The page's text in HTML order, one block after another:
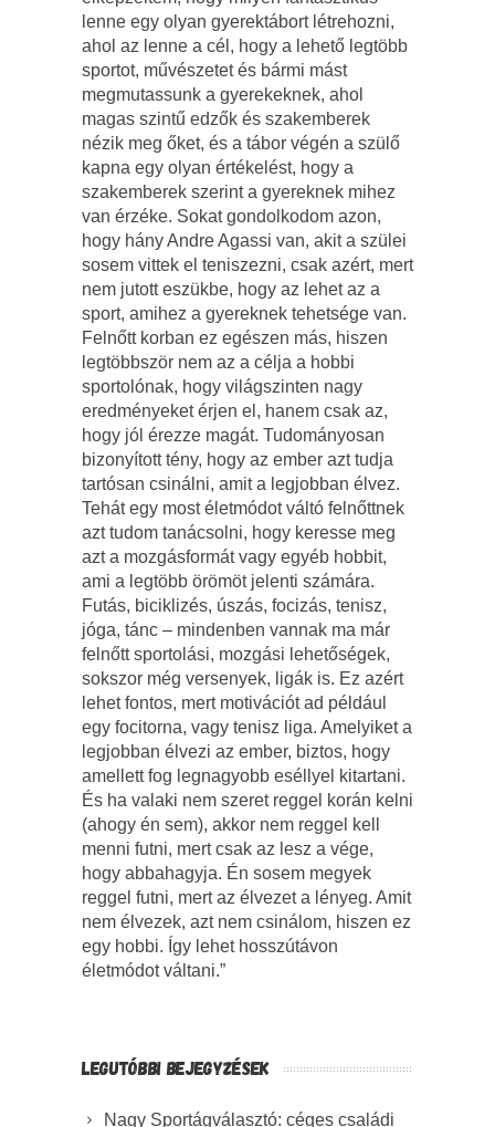
lenne egy olyan gyerektábort létrehozni,
ahol az lenne a cél, hogy a lehető legtöbb
sportot, művészetet és bármi mást
megmutassunk a gyerekeknek, ahol
magas szintű edzők és szakemberek
nézik meg őket, és a tábor végén a szülő
kapna egy olyan értékelést, hogy a
szakemberek szerint a gyereknek mihez
van érzéke. Sokat gondolkodom azon,
hogy hány Andre Agassi van, akit a szülei
sosem vittek el teniszezni, csak azért, mert
nem jutott eszükbe, hogy az lehet az a
sport, amihez a gyereknek tehetsége van.
Felnőtt korban ez egészen más, hiszen
legtöbbször nem az a célja a hobbi
sportolónak, hogy világszinten nagy
eredményeket érjen el, hanem csak az,
hogy jól érezze magát. Tudományosan
bizonyított tény, hogy az ember azt tudja
tartósan csinálni, amit a legjobban élvez.
Tehát egy most életmódot váltó felnőttnek
azt tudom tanácsolni, hogy keresse meg
azt a mozgásformát vagy egyéb hobbit,
ami a legtöbb örömöt jelenti számára.
Futás, biciklizés, úszás, focizás, tenisz,
jóga, tánc – mindenben vannak ma már
felnőtt sportolási, mozgási lehetőségek,
sokszor még versenyek, ligák is. Ez azért
lehet fontos, mert motivációt ad például
egy focitorna, vagy tenisz liga. Amelyiket a
legjobban élvezi az ember, biztos, hogy
amellett fog legnagyobb eséllyel kitartani.
És ha valaki nem szeret reggel korán kelni
(ahogy én sem), akkor nem reggel kell
menni futni, mert csak az lesz a vége,
hogy abbahagyja. Én sosem megyek
reggel futni, mert az élvezet a lényeg. Amit
nem élvezek, azt nem csinálom, hiszen ez
egy hobbi. Így lehet hosszútávon
életmódot váltani.”
LEGUTÓBBI BEJEGYZÉSEK
Nagy Sportágválasztó: céges családi